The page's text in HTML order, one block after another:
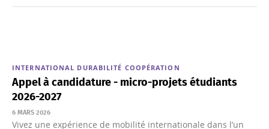
INTERNATIONAL DURABILITÉ COOPÉRATION
Appel à candidature - micro-projets étudiants
2026-2027
6 MARS 2026
Vivez une expérience de mobilité internationale dans l’un